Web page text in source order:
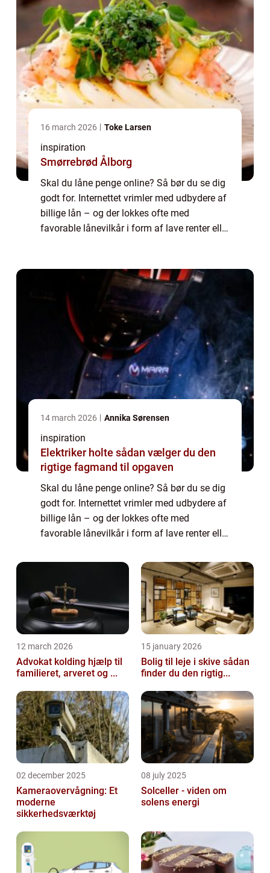
16 march 2026 Toke Larsen
inspiration
Smørrebrød Ålborg
Skal du låne penge online? Så bør du se dig
godt for. Internettet vrimler med udbydere af
billige lån – og der lokkes ofte med
favorable lånevilkår i form af lave renter eller
14 march 2026 Annika Sørensen
inspiration
Elektriker holte sådan vælger du den
rigtige fagmand til opgaven
Skal du låne penge online? Så bør du se dig
godt for. Internettet vrimler med udbydere af
billige lån – og der lokkes ofte med
favorable lånevilkår i form af lave renter eller
godt i agt inden du optager et så...
12 march 2026
Advokat kolding hjælp til
familieret, arveret og ...
15 january 2026
Bolig til leje i skive sådan
finder du den rigtig...
02 december 2025
Kameraovervågning: Et
moderne
sikkerhedsværktøj
08 july 2025
Solceller - viden om
solens energi